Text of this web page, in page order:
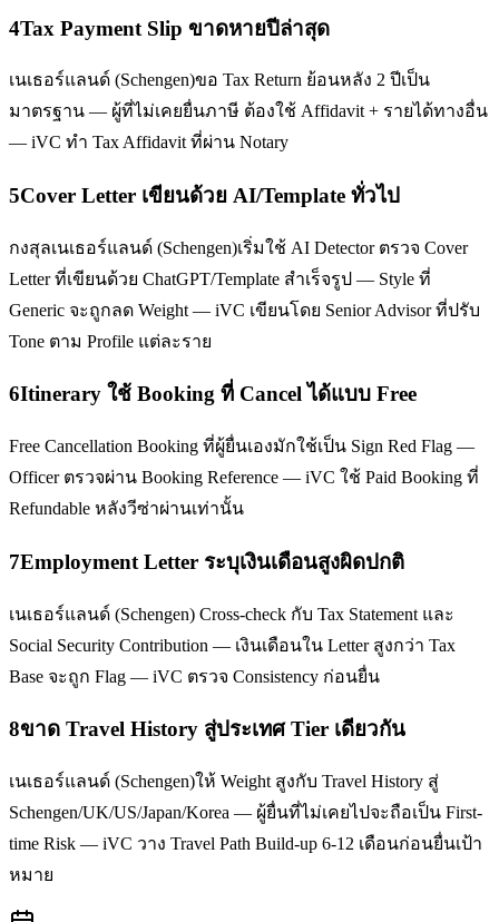
4Tax Payment Slip ขาดหายปีล่าสุด
เนเธอร์แลนด์ (Schengen)ขอ Tax Return ย้อนหลัง 2 ปีเป็น
มาตรฐาน — ผู้ที่ไม่เคยยื่นภาษี ต้องใช้ Affidavit + รายได้ทางอื่น
— iVC ทำ Tax Affidavit ที่ผ่าน Notary
5Cover Letter เขียนด้วย AI/Template ทั่วไป
กงสุลเนเธอร์แลนด์ (Schengen)เริ่มใช้ AI Detector ตรวจ Cover
Letter ที่เขียนด้วย ChatGPT/Template สำเร็จรูป — Style ที่
Generic จะถูกลด Weight — iVC เขียนโดย Senior Advisor ที่ปรับ
Tone ตาม Profile แต่ละราย
6Itinerary ใช้ Booking ที่ Cancel ได้แบบ Free
Free Cancellation Booking ที่ผู้ยื่นเองมักใช้เป็น Sign Red Flag —
Officer ตรวจผ่าน Booking Reference — iVC ใช้ Paid Booking ที่
Refundable หลังวีซ่าผ่านเท่านั้น
7Employment Letter ระบุเงินเดือนสูงผิดปกติ
เนเธอร์แลนด์ (Schengen) Cross-check กับ Tax Statement และ
Social Security Contribution — เงินเดือนใน Letter สูงกว่า Tax
Base จะถูก Flag — iVC ตรวจ Consistency ก่อนยื่น
8ขาด Travel History สู่ประเทศ Tier เดียวกัน
เนเธอร์แลนด์ (Schengen)ให้ Weight สูงกับ Travel History สู่
Schengen/UK/US/Japan/Korea — ผู้ยื่นที่ไม่เคยไปจะถือเป็น First-
time Risk — iVC วาง Travel Path Build-up 6-12 เดือนก่อนยื่นเป้า
หมาย